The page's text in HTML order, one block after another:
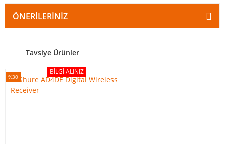
ÖNERILERINIZ
Tavsiye Ürünler
BILGI ALINIZ
%30